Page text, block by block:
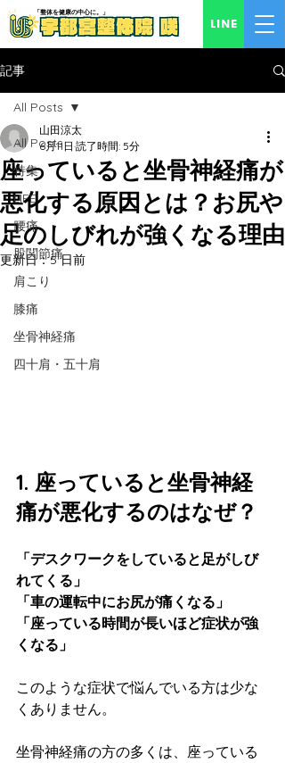
LINE
「​整体を健康の中心に。」
記事
All Posts
特集
LIFE
腰痛
股関節痛
肩こり
膝痛
坐骨神経痛
四十肩・五十肩
All Posts
座っていると坐骨神経痛が
悪化する原因とは？お尻や
足のしびれが強くなる理由
山田涼太
6月11日 読了時間: 5分
更新日：5 日前
1. 座っていると坐骨神経
痛が悪化するのはなぜ？
「デスクワークをしていると足がしび
れてくる」
「車の運転中にお尻が痛くなる」
「座っている時間が長いほど症状が強
くなる」
このような症状で悩んでいる方は少な
くありません。
坐骨神経痛の方の多くは、座っている